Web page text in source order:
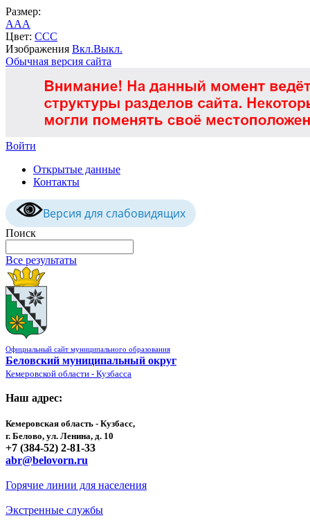
Размер:
AAA
Цвет: CCC
Изображения Вкл.Выкл.
Обычная версия сайта
Войти
Открытые данные
Контакты
Версия для слабовидящих
Поиск
Все результаты
Официальный сайт муниципального образования
Беловский муниципальный округ
Кемеровской области - Кузбасса
Наш адрес:
Кемеровская область - Кузбасс,
г. Белово, ул. Ленина, д. 10
+7 (384-52) 2-81-33
abr@belovorn.ru
Горячие линии для населения
Экстренные службы